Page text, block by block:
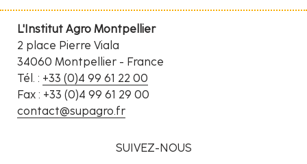
L'Institut Agro Montpellier
2 place Pierre Viala
34060 Montpellier - France
Tél. : +33 (0)4 99 61 22 00
Fax : +33 (0)4 99 61 29 00
contact@supagro.fr
SUIVEZ-NOUS